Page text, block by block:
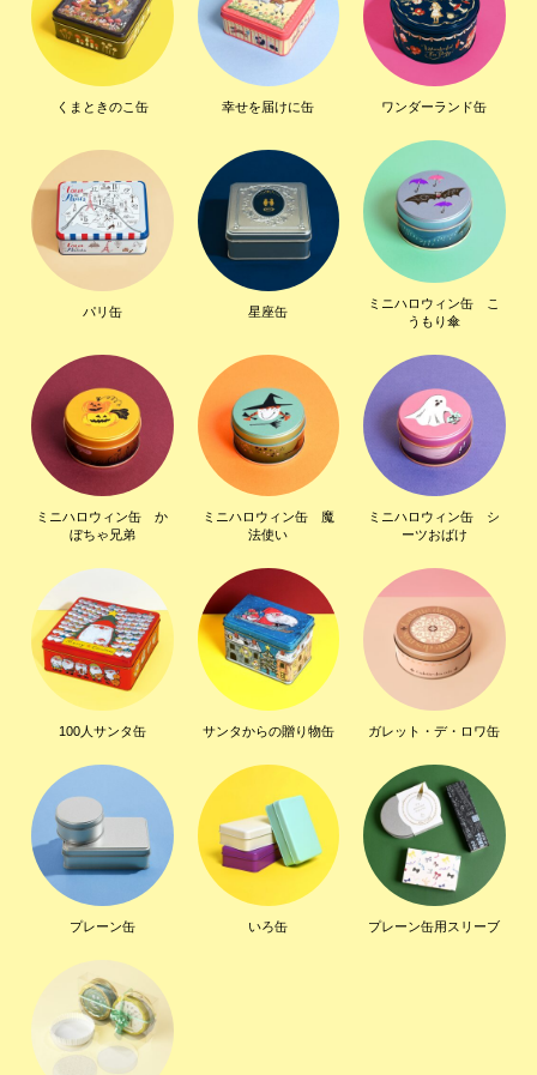
くまときのこ缶 幸せを届けに缶 ワンダーランド缶
パリ缶 星座缶
ミニハロウィン缶 こ
うもり傘
ミニハロウィン缶 か
ぼちゃ兄弟
ミニハロウィン缶 魔
法使い
ミニハロウィン缶 シ
ーツおばけ
100人サンタ缶 サンタからの贈り物缶 ガレット・デ・ロワ缶
プレーン缶 いろ缶 プレーン缶用スリーブ